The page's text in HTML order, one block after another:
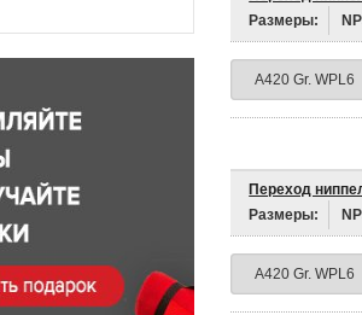
Размеры:
Переход
Размеры: